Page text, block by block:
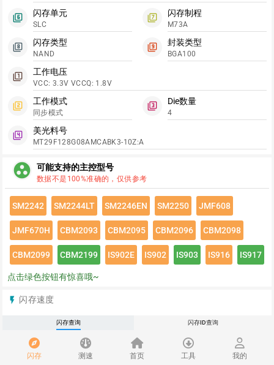
闪存 测速 首页 工具 我的
filter_6
闪存单元
SLC
filter_7
闪存制程
M73A
filter_8
闪存类型
NAND
filter_9
封装类型
BGA100
filter_1
工作电压
VCC: 3.3V VCCQ: 1.8V
filter_2
工作模式
同步模式
filter_3
Die数量
4
filter_4
美光料号
MT29F128G08AMCABK3-10Z:A
group_work 可能支持的主控型号
数据不是100%准确的，仅供参考
SM2242 SM2244LT SM2246EN SM2250 JMF608
JMF670H CBM2093 CBM2095 CBM2096 CBM2098
CBM2099 CBM2199 IS902E IS902 IS903 IS916 IS917
点击绿色按钮有惊喜哦~
flash_on 闪存速度
推荐
闪存查询 闪存ID查询